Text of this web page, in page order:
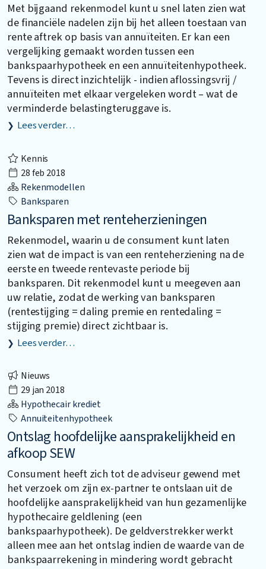
Met bijgaand rekenmodel kunt u snel laten zien wat
de financiële nadelen zijn bij het alleen toestaan van
rente aftrek op basis van annuïteiten. Er kan een
vergelijking gemaakt worden tussen een
bankspaarhypotheek en een annuïteitenhypotheek.
Tevens is direct inzichtelijk - indien aflossingsvrij /
annuïteiten met elkaar vergeleken wordt – wat de
verminderde belastingteruggave is.
Lees verder…
Kennis
28 feb 2018
Rekenmodellen
Banksparen
Banksparen met renteherzieningen
Rekenmodel, waarin u de consument kunt laten
zien wat de impact is van een renteherziening na de
eerste en tweede rentevaste periode bij
banksparen. Dit rekenmodel kunt u meegeven aan
uw relatie, zodat de werking van banksparen
(rentestijging = daling premie en rentedaling =
stijging premie) direct zichtbaar is.
Lees verder…
Nieuws
29 jan 2018
Hypothecair krediet
Annuiteitenhypotheek
Ontslag hoofdelijke aansprakelijkheid en
afkoop SEW
Consument heeft zich tot de adviseur gewend met
het verzoek om zijn ex-partner te ontslaan uit de
hoofdelijke aansprakelijkheid van hun gezamenlijke
hypothecaire geldlening (een
bankspaarhypotheek). De geldverstrekker werkt
alleen mee aan het ontslag indien de waarde van de
bankspaarrekening in mindering wordt gebracht